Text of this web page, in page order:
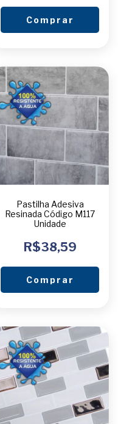
Comprar
Pastilha Adesiva
Resinada Código M117
Unidade
R$38,59
Comprar